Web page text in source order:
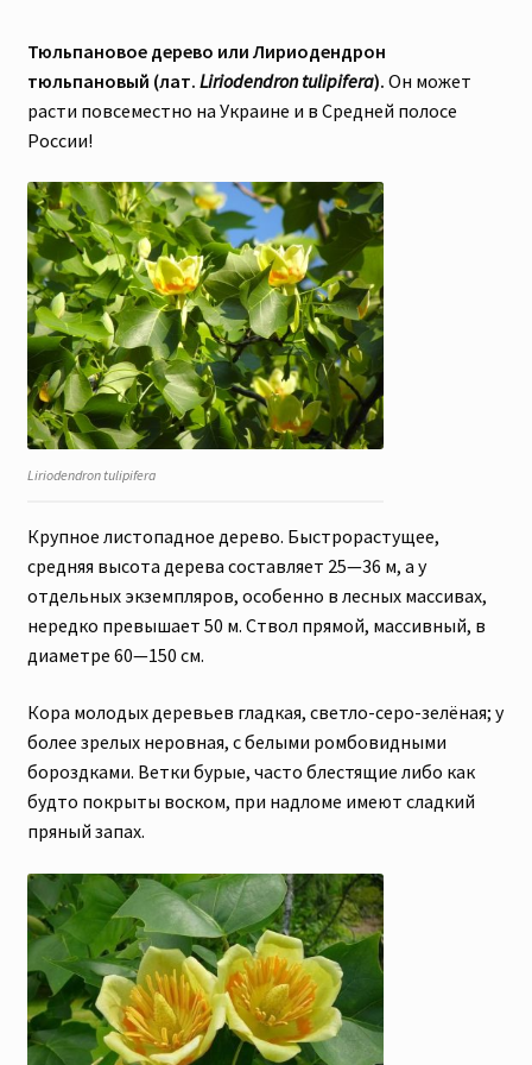
Тюльпановое дерево или Лириодендрон
тюльпановый (лат. Liriodendron tulipifera). Он может
расти повсеместно на Украине и в Средней полосе
России!
Liriodendron tulipifera
Крупное листопадное дерево. Быстрорастущее,
средняя высота дерева составляет 25—36 м, а у
отдельных экземпляров, особенно в лесных массивах,
нередко превышает 50 м. Ствол прямой, массивный, в
диаметре 60—150 см.
Кора молодых деревьев гладкая, светло-серо-зелёная; у
более зрелых неровная, с белыми ромбовидными
бороздками. Ветки бурые, часто блестящие либо как
будто покрыты воском, при надломе имеют сладкий
пряный запах.